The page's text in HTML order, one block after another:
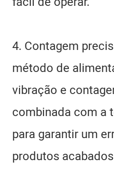
4. Contagem
método de
vibração e
combinada com a
para garantir um
produtos